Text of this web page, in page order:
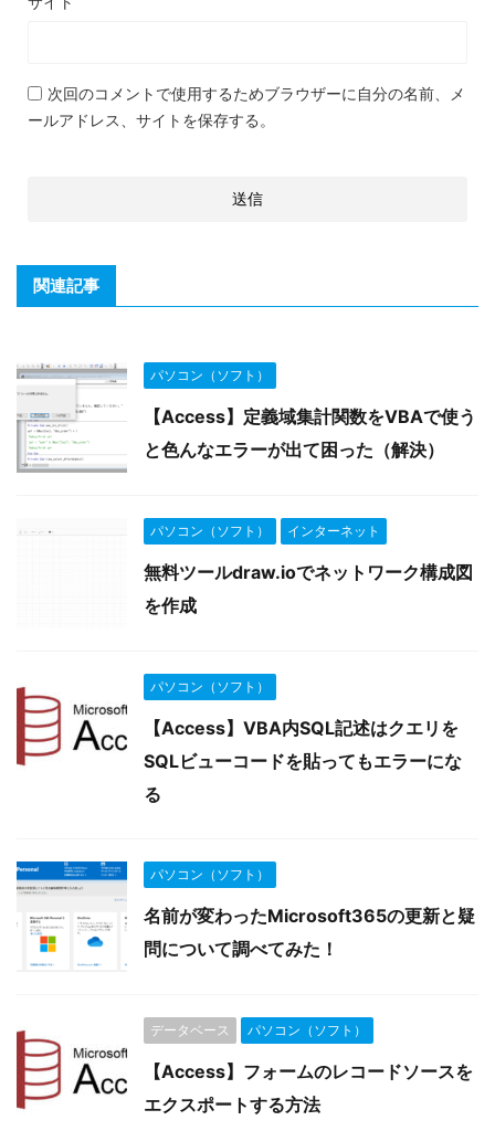
次回のコメントで使用するためブラウザーに自分の名前、メ
ールアドレス、サイトを保存する。
関連記事
パソコン（ソフト）
【Access】定義域集計関数をVBAで使う
と色んなエラーが出て困った（解決）
パソコン（ソフト） インターネット
無料ツールdraw.ioでネットワーク構成図
を作成
パソコン（ソフト）
【Access】VBA内SQL記述はクエリを
SQLビューコードを貼ってもエラーにな
る
パソコン（ソフト）
名前が変わったMicrosoft365の更新と疑
問について調べてみた！
データベース パソコン（ソフト）
【Access】フォームのレコードソースを
エクスポートする方法